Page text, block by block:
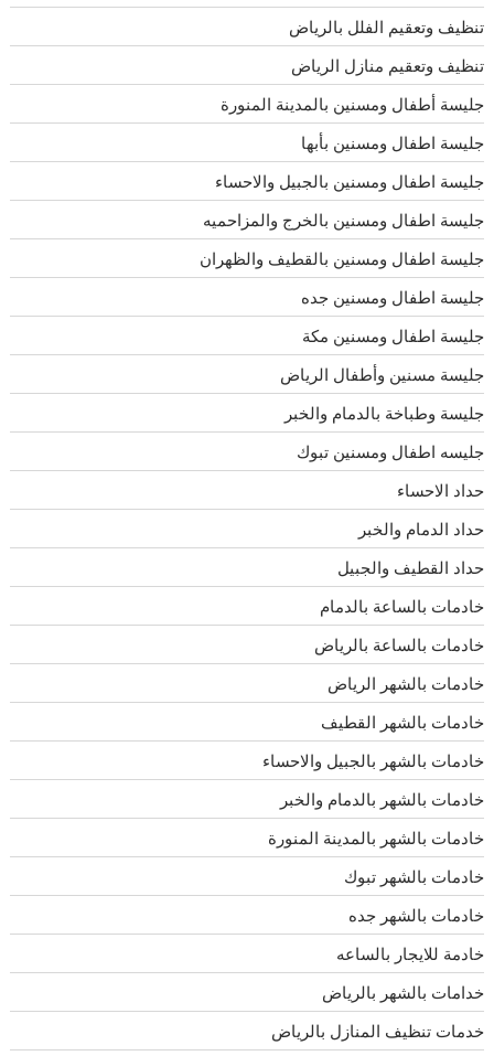
تنظيف وتعقيم الفلل بالرياض
تنظيف وتعقيم منازل الرياض
جليسة أطفال ومسنين بالمدينة المنورة
جليسة اطفال ومسنين بأبها
جليسة اطفال ومسنين بالجبيل والاحساء
جليسة اطفال ومسنين بالخرج والمزاحميه
جليسة اطفال ومسنين بالقطيف والظهران
جليسة اطفال ومسنين جده
جليسة اطفال ومسنين مكة
جليسة مسنين وأطفال الرياض
جليسة وطباخة بالدمام والخبر
جليسه اطفال ومسنين تبوك
حداد الاحساء
حداد الدمام والخبر
حداد القطيف والجبيل
خادمات بالساعة بالدمام
خادمات بالساعة بالرياض
خادمات بالشهر الرياض
خادمات بالشهر القطيف
خادمات بالشهر بالجبيل والاحساء
خادمات بالشهر بالدمام والخبر
خادمات بالشهر بالمدينة المنورة
خادمات بالشهر تبوك
خادمات بالشهر جده
خادمة للايجار بالساعه
خدامات بالشهر بالرياض
خدمات تنظيف المنازل بالرياض